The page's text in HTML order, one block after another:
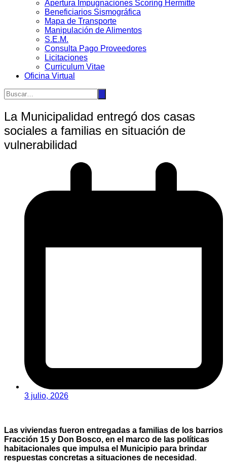
Apertura Impugnaciones Scoring Hermitte
Beneficiarios Sismográfica
Mapa de Transporte
Manipulación de Alimentos
S.E.M.
Consulta Pago Proveedores
Licitaciones
Curriculum Vitae
Oficina Virtual
La Municipalidad entregó dos casas
sociales a familias en situación de
vulnerabilidad
3 julio, 2026
Las viviendas fueron entregadas a familias de los barrios
Fracción 15 y Don Bosco, en el marco de las políticas
habitacionales que impulsa el Municipio para brindar
respuestas concretas a situaciones de necesidad .